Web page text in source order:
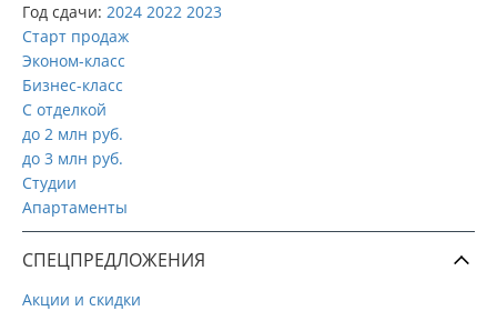
Год сдачи: 2024 2022 2023
Старт продаж
Эконом-класс
Бизнес-класс
С отделкой
до 2 млн руб.
до 3 млн руб.
Студии
Апартаменты
СПЕЦПРЕДЛОЖЕНИЯ
Акции и скидки